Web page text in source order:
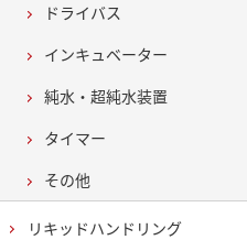
ドライバス
インキュベーター
純水・超純水装置
タイマー
その他
リキッドハンドリング